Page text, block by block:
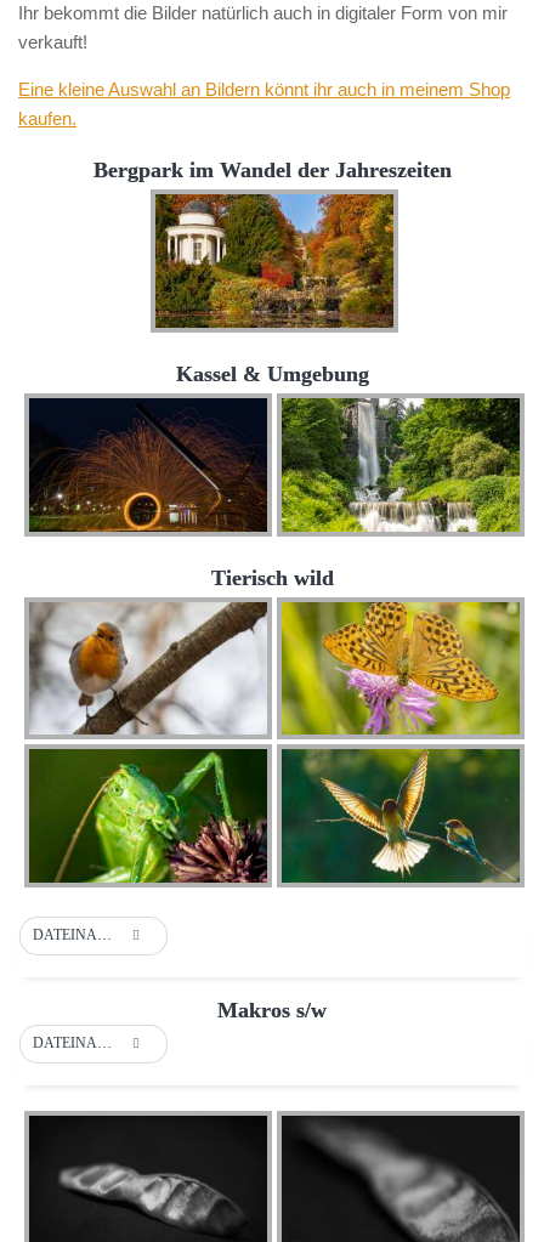
Ihr bekommt die Bilder natürlich auch in digitaler Form von mir
verkauft!
Eine kleine Auswahl an Bildern könnt ihr auch in meinem Shop
kaufen.
Bergpark im Wandel der Jahreszeiten
Kassel & Umgebung
Tierisch wild
DATEINAME
Makros s/w
DATEINAME